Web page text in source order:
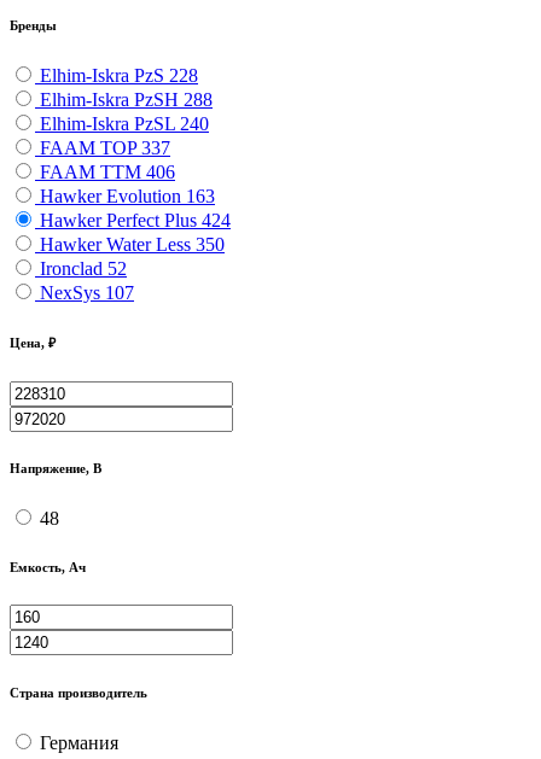
Бренды
Elhim-Iskra PzS 228
Elhim-Iskra PzSH 288
Elhim-Iskra PzSL 240
FAAM TOP337
FAAM TTM 406
Hawker Evolution 163
Hawker Perfect Plus 424
Hawker Water Less 350
Ironclad 52
NexSys 107
Цена, ₽
Напряжение, В
48
Емкость, Ач
Страна производитель
Германия